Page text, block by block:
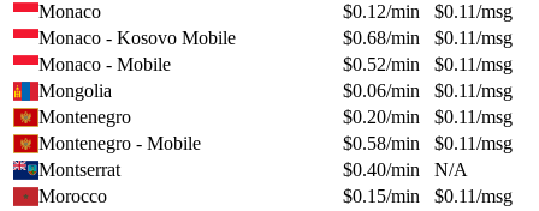
Monaco
$0.12/min $0.11/msg
Monaco - Kosovo Mobile
$0.68/min $0.11/msg
Monaco - Mobile
$0.52/min $0.11/msg
Mongolia
$0.06/min $0.11/msg
Montenegro
$0.20/min $0.11/msg
Montenegro - Mobile
$0.58/min $0.11/msg
Montserrat
$0.40/min
N/A
Morocco
$0.15/min $0.11/msg